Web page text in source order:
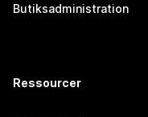
Butiksadministration
Ressourcer